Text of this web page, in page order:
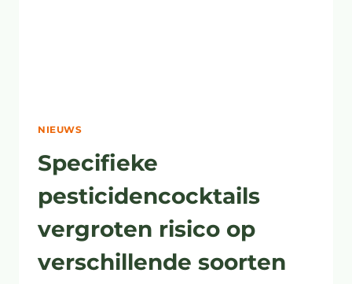
NIEUWS
Specifieke
pesticidencocktails
vergroten risico op
verschillende soorten